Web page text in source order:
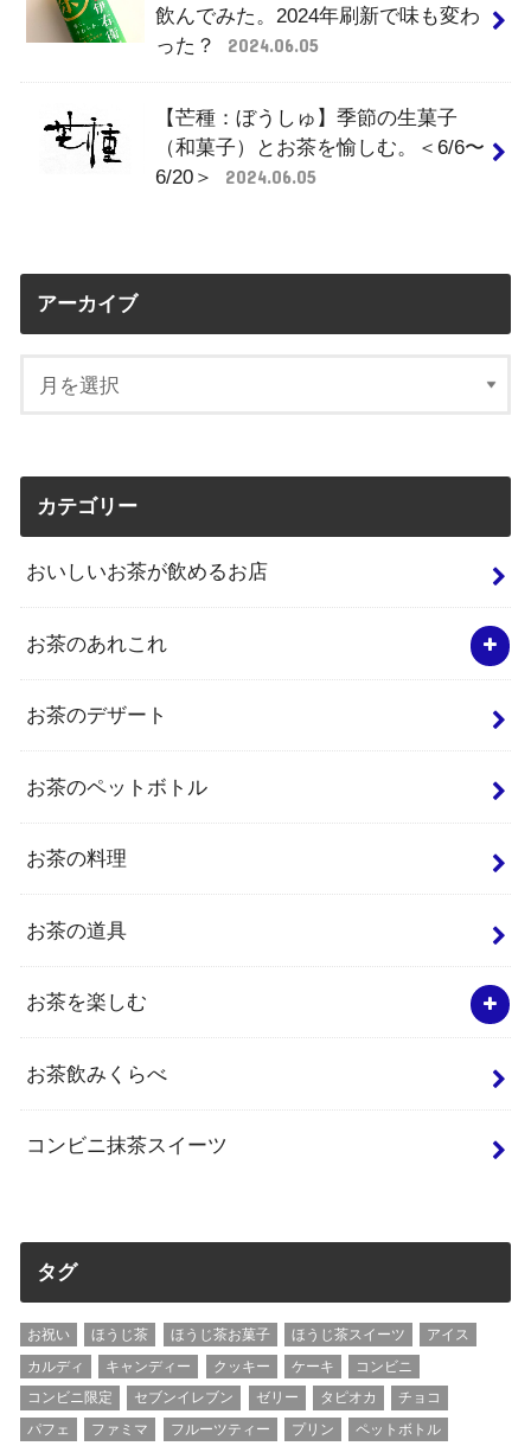
飲んでみた。2024年刷新で味も変わ
った？
2024.06.05
【芒種：ぼうしゅ】季節の生菓子
（和菓子）とお茶を愉しむ。＜6/6〜
6/20＞
2024.06.05
アーカイブ
カテゴリー
おいしいお茶が飲めるお店
お茶のあれこれ
お茶のデザート
お茶のペットボトル
お茶の料理
お茶の道具
お茶を楽しむ
お茶飲みくらべ
コンビニ抹茶スイーツ
タグ
お祝い ほうじ茶 ほうじ茶お菓子 ほうじ茶スイーツ
アイス
カルディ
キャンディー クッキー ケーキ
コンビニ
コンビニ限定
セブンイレブン ゼリー タピオカ
チョコ
パフェ
ファミマ フルーツティー プリン ペットボトル